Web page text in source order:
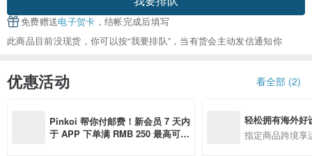
免费赠送电子贺卡 ，结帐完成后填写
此商品目前没现货，你可以按“我要排队”，当有货会主动发信通知你
优惠活动 看全部 (2)
Pinkoi 帮你付邮费！新会员 7 天内
于 APP 下单满 RMB 250 最高可折
轻松拥有海外好
指定商品跨境享